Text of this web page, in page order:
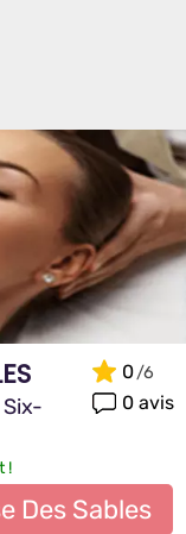
0
0 avis
!
Des Sables